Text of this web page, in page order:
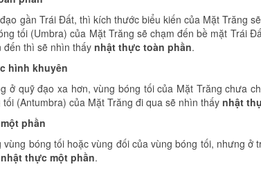
gần Trái Đất, thì kích thước biểu kiến của Mặt Trăng
tối (Umbra) của Mặt Trăng sẽ chạm đến bề mặt Trái
đến thì sẽ nhìn thấy nhật thực toàn phần.
hình khuyên
ở quỹ đạo xa hơn, vùng bóng tối của Mặt Trăng chưa
(Antumbra) của Mặt Trăng đi qua sẽ nhìn thấy nhật
phần
bóng tối hoặc vùng đối của vùng bóng tối, nhưng ở
nhật thực một phần.